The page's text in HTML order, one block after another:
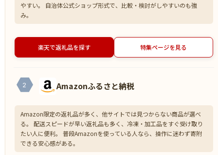
やすい。 自治体公式ショップ形式で、比較・検討がしやすいのも強
み。
楽天で返礼品を探す 特集ページを見る
2 Amazonふるさと納税
Amazon限定の返礼品が多く、他サイトでは見つからない商品が選べ
る。 配送スピードが早い返礼品も多く、冷凍・加工品をすぐ受け取り
たい人に便利。 普段Amazonを使っている人なら、操作に迷わず寄附
できる安心感がある。